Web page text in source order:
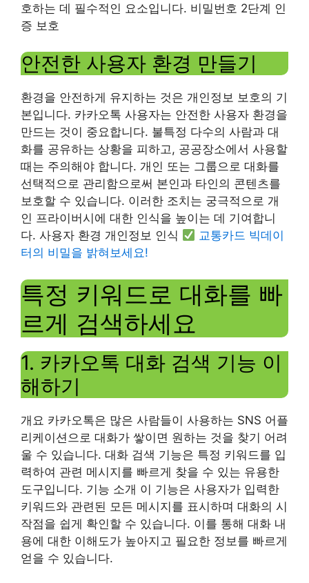
호하는 데 필수적인 요소입니다. 비밀번호 2단계 인
증 보호
안전한 사용자 환경 만들기
환경을 안전하게 유지하는 것은 개인정보 보호의 기
본입니다. 카카오톡 사용자는 안전한 사용자 환경을
만드는 것이 중요합니다. 불특정 다수의 사람과 대
화를 공유하는 상황을 피하고, 공공장소에서 사용할
때는 주의해야 합니다. 개인 또는 그룹으로 대화를
선택적으로 관리함으로써 본인과 타인의 콘텐츠를
보호할 수 있습니다. 이러한 조치는 궁극적으로 개
인 프라이버시에 대한 인식을 높이는 데 기여합니
다. 사용자 환경 개인정보 인식
교통카드 빅데이
터의 비밀을 밝혀보세요!
특정 키워드로 대화를 빠
르게 검색하세요
1. 카카오톡 대화 검색 기능 이
해하기
개요 카카오톡은 많은 사람들이 사용하는 SNS 어플
리케이션으로 대화가 쌓이면 원하는 것을 찾기 어려
울 수 있습니다. 대화 검색 기능은 특정 키워드를 입
력하여 관련 메시지를 빠르게 찾을 수 있는 유용한
도구입니다. 기능 소개 이 기능은 사용자가 입력한
키워드와 관련된 모든 메시지를 표시하며 대화의 시
작점을 쉽게 확인할 수 있습니다. 이를 통해 대화 내
용에 대한 이해도가 높아지고 필요한 정보를 빠르게
얻을 수 있습니다.